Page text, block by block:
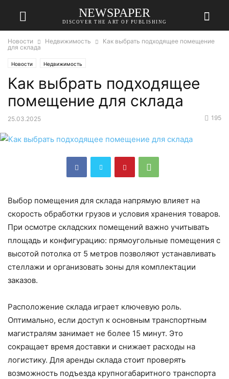
NEWSPAPER
DISCOVER THE ART OF PUBLISHING
Новости Недвижимость
Как выбрать подходящее помещение
для склада
Новости Недвижимость
Как выбрать подходящее
помещение для склада
25.03.2025 195
Выбор помещения для склада напрямую влияет на
скорость обработки грузов и условия хранения товаров.
При осмотре складских помещений важно учитывать
площадь и конфигурацию: прямоугольные помещения с
высотой потолка от 5 метров позволяют устанавливать
стеллажи и организовать зоны для комплектации
заказов.
Расположение склада играет ключевую роль.
Оптимально, если доступ к основным транспортным
магистралям занимает не более 15 минут. Это
сокращает время доставки и снижает расходы на
логистику. Для аренды склада стоит проверять
возможность подъезда крупногабаритного транспорта